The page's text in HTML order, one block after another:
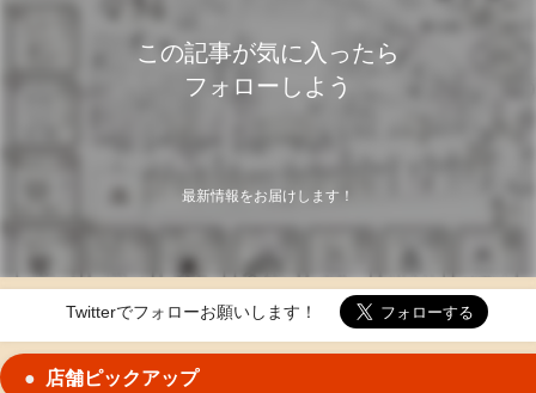
この記事が気に入ったら
フォローしよう
最新情報をお届けします！
Twitterでフォローお願いします！
店舗ピックアップ